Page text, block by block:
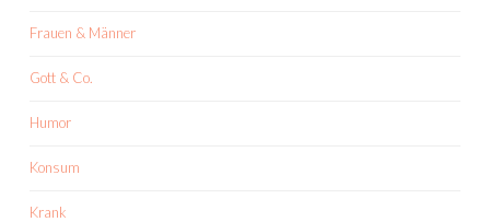
Frauen & Männer
Gott & Co.
Humor
Konsum
Krank